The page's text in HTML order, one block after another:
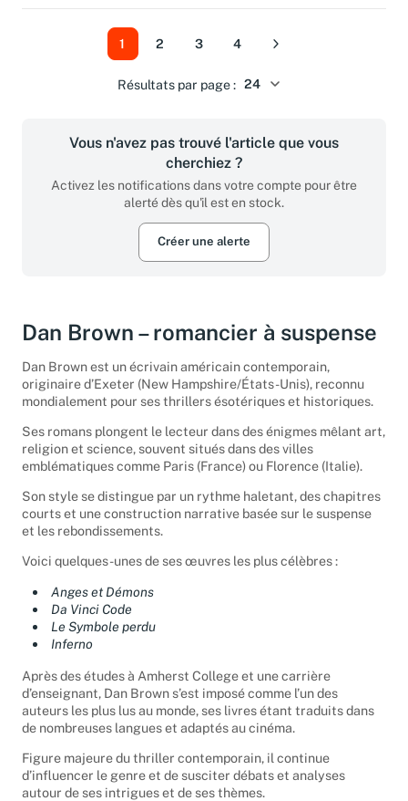
Résultats par page :
1 2 3 4 Suivant
Vous n'avez pas trouvé l'article que vous
cherchiez ?
Activez les notifications dans votre compte pour être
alerté dès qu'il est en stock.
Créer une alerte
Dan Brown – romancier à suspense
Dan Brown est un écrivain américain contemporain,
originaire d’Exeter (New Hampshire/États-Unis), reconnu
mondialement pour ses thrillers ésotériques et historiques.
Ses romans plongent le lecteur dans des énigmes mêlant art,
religion et science, souvent situés dans des villes
emblématiques comme Paris (France) ou Florence (Italie).
Son style se distingue par un rythme haletant, des chapitres
courts et une construction narrative basée sur le suspense
et les rebondissements.
Voici quelques-unes de ses œuvres les plus célèbres :
Anges et Démons
Da Vinci Code
Le Symbole perdu
Inferno
Après des études à Amherst College et une carrière
d’enseignant, Dan Brown s’est imposé comme l’un des
auteurs les plus lus au monde, ses livres étant traduits dans
de nombreuses langues et adaptés au cinéma.
Figure majeure du thriller contemporain, il continue
d’influencer le genre et de susciter débats et analyses
autour de ses intrigues et de ses thèmes.